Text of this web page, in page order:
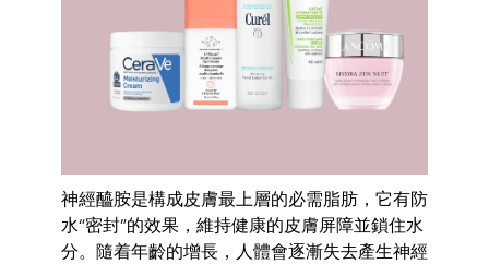
神經醯胺是構成皮膚最上層的必需脂肪，它有防
水“密封”的效果，維持健康的皮膚屏障並鎖住水
分。隨着年齡的增長，人體會逐漸失去產生神經